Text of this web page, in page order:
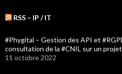
RSS – IP / IT
#Phygital – Gestion des API et
consultation de la #CNIL sur un
11 octobre 2022